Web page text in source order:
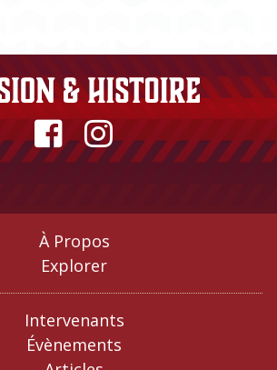
À Propos
Explorer
Intervenants
Évènements